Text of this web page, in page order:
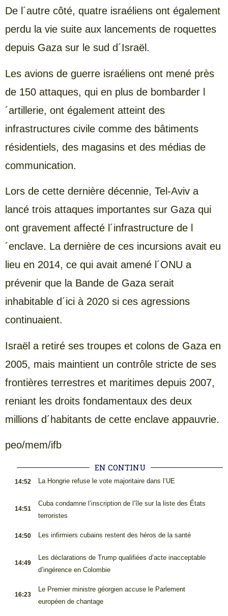
De l´autre côté, quatre israéliens ont également
perdu la vie suite aux lancements de roquettes
depuis Gaza sur le sud d´Israël.
Les avions de guerre israéliens ont mené près
de 150 attaques, qui en plus de bombarder l
´artillerie, ont également atteint des
infrastructures civile comme des bâtiments
résidentiels, des magasins et des médias de
communication.
Lors de cette dernière décennie, Tel-Aviv a
lancé trois attaques importantes sur Gaza qui
ont gravement affecté l´infrastructure de l
´enclave. La dernière de ces incursions avait eu
lieu en 2014, ce qui avait amené l´ONU a
prévenir que la Bande de Gaza serait
inhabitable d´ici à 2020 si ces agressions
continuaient.
Israël a retiré ses troupes et colons de Gaza en
2005, mais maintient un contrôle stricte de ses
frontières terrestres et maritimes depuis 2007,
reniant les droits fondamentaux des deux
millions d´habitants de cette enclave appauvrie.
peo/mem/ifb
EN CONTINU
14:52 La Hongrie refuse le vote majoritaire dans l’UE
14:51
Cuba condamne l’inscription de l’île sur la liste des États
terroristes
14:50 Les infirmiers cubains restent des héros de la santé
14:49
Les déclarations de Trump qualifiées d’acte inacceptable
d’ingérence en Colombie
16:23
Le Premier ministre géorgien accuse le Parlement
européen de chantage